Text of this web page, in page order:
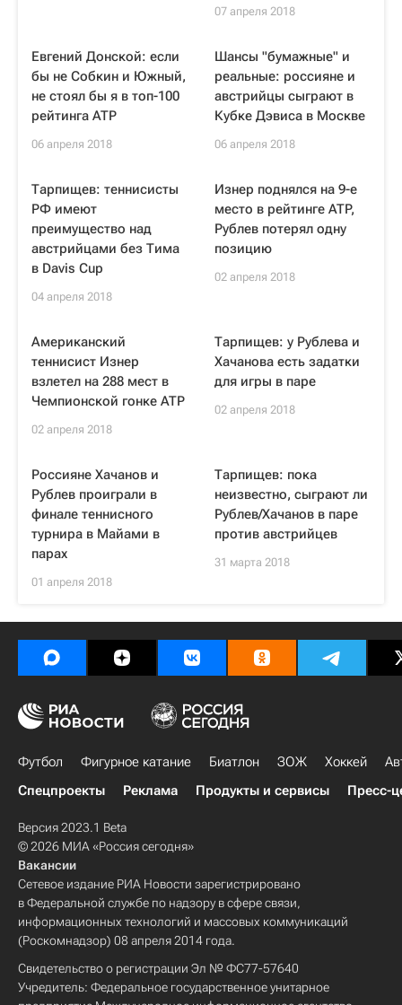
07 апреля 2018
Евгений Донской: если
бы не Собкин и Южный,
не стоял бы я в топ-100
рейтинга ATP
06 апреля 2018
Шансы "бумажные" и
реальные: россияне и
австрийцы сыграют в
Кубке Дэвиса в Москве
06 апреля 2018
Тарпищев: теннисисты
РФ имеют
преимущество над
австрийцами без Тима
в Davis Cup
04 апреля 2018
Изнер поднялся на 9-е
место в рейтинге ATP,
Рублев потерял одну
позицию
02 апреля 2018
Американский
теннисист Изнер
взлетел на 288 мест в
Чемпионской гонке ATP
02 апреля 2018
Тарпищев: у Рублева и
Хачанова есть задатки
для игры в паре
02 апреля 2018
Россияне Хачанов и
Рублев проиграли в
финале теннисного
турнира в Майами в
парах
01 апреля 2018
Тарпищев: пока
неизвестно, сыграют ли
Рублев/Хачанов в паре
против австрийцев
31 марта 2018
Футбол Фигурное катание Биатлон ЗОЖ Хоккей
Спецпроекты
Реклама Продукты и сервисы Пресс-
Версия 2023.1 Beta
© 2026 МИА «Россия сегодня»
Вакансии
Сетевое издание РИА Новости зарегистрировано
в Федеральной службе по надзору в сфере связи,
информационных технологий и массовых коммуникаций
(Роскомнадзор) 08 апреля 2014 года.
Свидетельство о регистрации Эл № ФС77-57640
Учредитель: Федеральное государственное унитарное